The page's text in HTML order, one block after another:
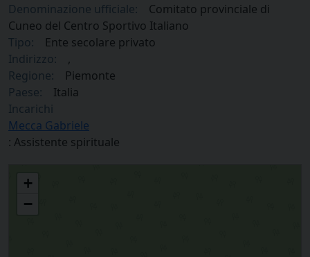
Denominazione ufficiale:
Comitato provinciale di
Cuneo del Centro Sportivo Italiano
Tipo:
Ente secolare privato
Indirizzo:
,
Regione:
Piemonte
Paese:
Italia
Incarichi
Mecca Gabriele
: Assistente spirituale
+
−